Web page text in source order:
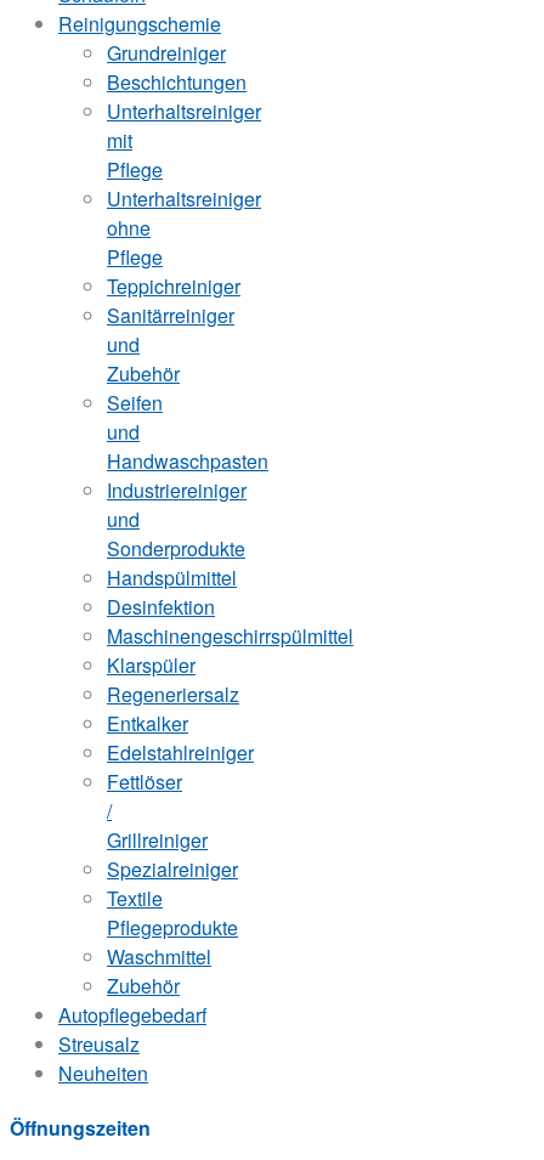
Reinigungschemie
Grundreiniger
Beschichtungen
Unterhaltsreiniger
mit
Pflege
Unterhaltsreiniger
ohne
Pflege
Teppichreiniger
Sanitärreiniger
und
Zubehör
Seifen
und
Handwaschpasten
Industriereiniger
und
Sonderprodukte
Handspülmittel
Desinfektion
Maschinengeschirrspülmittel
Klarspüler
Regeneriersalz
Entkalker
Edelstahlreiniger
Fettlöser
/
Grillreiniger
Spezialreiniger
Textile
Pflegeprodukte
Waschmittel
Zubehör
Autopflegebedarf
Streusalz
Neuheiten
Öffnungszeiten